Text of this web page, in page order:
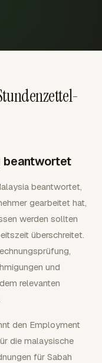
beantwortet
beantwortet,
gearbeitet hat,
werden sollten
überschreitet.
und
relevanten
den Employment
die malaysische
für Sabah